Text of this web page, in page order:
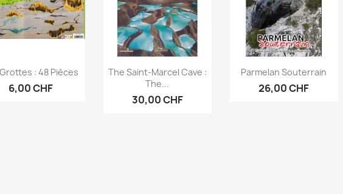
Aperçu rapide
: 48 Pièces
6,00 CHF
Aperçu rapide
The Saint-Marcel Cave :
The...
30,00 CHF
Aperçu rapide
Parmelan Souterrain
26,00 CHF